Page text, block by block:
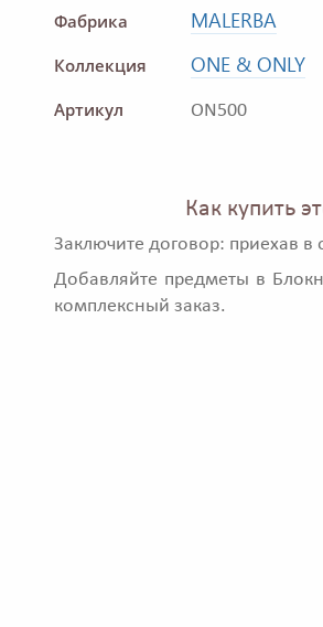
Фабрика MALERBA
Коллекция ONE & ONLY
Артикул ON500
Как купить
Заключите договор: приехав
Добавляйте предметы в
комплексный заказ.